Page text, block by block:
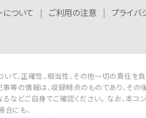
について ご利用の注意 プライバ
て、正確性、相当性、その他一切の責任を負
等の情報は、収録時点のものであり、その
などご自身でご確認ください。 なお、本
合にも、